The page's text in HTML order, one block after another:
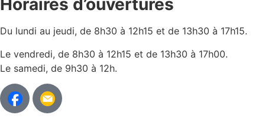
Horaires d’ouvertures
Du lundi au jeudi, de 8h30 à 12h15 et de 13h30 à 17h15.
Le vendredi, de 8h30 à 12h15 et de 13h30 à 17h00.
Le samedi, de 9h30 à 12h.